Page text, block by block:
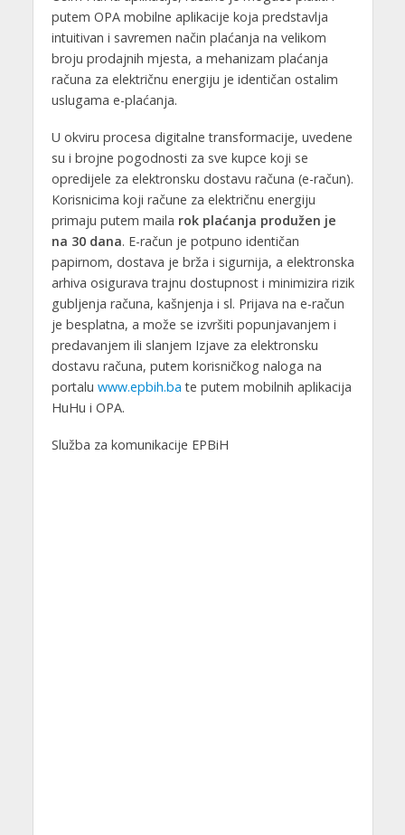
putem OPA mobilne aplikacije koja predstavlja
intuitivan i savremen način plaćanja na velikom
broju prodajnih mjesta, a mehanizam plaćanja
računa za električnu energiju je identičan ostalim
uslugama e-plaćanja.
U okviru procesa digitalne transformacije, uvedene
su i brojne pogodnosti za sve kupce koji se
opredijele za elektronsku dostavu računa (e-račun).
Korisnicima koji račune za električnu energiju
primaju putem maila rok plaćanja produžen je
na 30 dana. E-račun je potpuno identičan
papirnom, dostava je brža i sigurnija, a elektronska
arhiva osigurava trajnu dostupnost i minimizira rizik
gubljenja računa, kašnjenja i sl. Prijava na e-račun
je besplatna, a može se izvršiti popunjavanjem i
predavanjem ili slanjem Izjave za elektronsku
dostavu računa, putem korisničkog naloga na
portalu www.epbih.ba te putem mobilnih aplikacija
HuHu i OPA.
Služba za komunikacije EPBiH